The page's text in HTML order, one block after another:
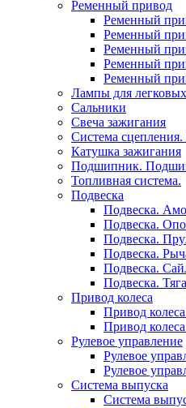
Ременный привод
Ременный
Ременный
Ременный
Ременный
Ременный
Лампы для
Сальники
Свеча зажигания
Система
Катушка зажигания
Подшипник.
Топливная система.
Подвеска
Подвеска.
Подвеска.
Подвеска.
Подвеска.
Подвеска.
Подвеска.
Привод колеса
Привод
Привод
Рулевое управление
Рулевое
Рулевое
Система выпуска
Система